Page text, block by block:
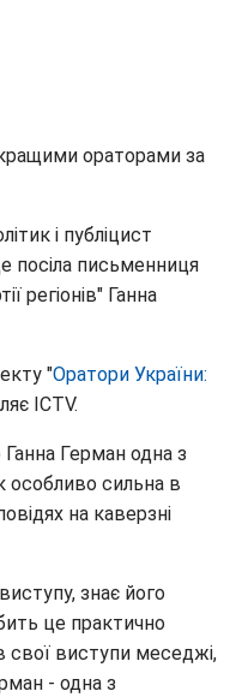
ораторами за
і публіцист
посіла письменниця
регіонів" Ганна
"Оратори України:
ICTV.
Герман одна з
особливо сильна в
на каверзні
знає його
це практично
свої виступи меседжі,
- одна з